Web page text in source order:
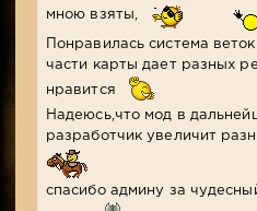
мною взяты,
Понравилась система
части карты дает разных
нравится
Надеюсь,что мод в
разработчик увеличит
спасибо админу за